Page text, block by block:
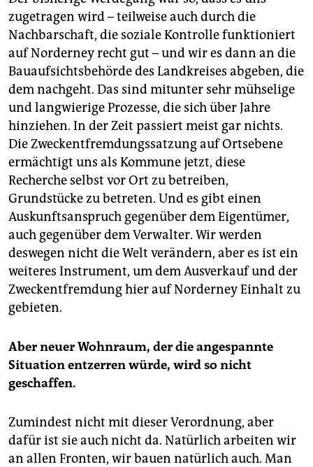
zugetragen wird – teilweise auch durch die
Nachbarschaft, die soziale Kontrolle funktioniert
auf Norderney recht gut – und wir es dann an die
Bauaufsichtsbehörde des Landkreises abgeben, die
dem nachgeht. Das sind mitunter sehr mühselige
und langwierige Prozesse, die sich über Jahre
hinziehen. In der Zeit passiert meist gar nichts.
Die Zweckentfremdungssatzung auf Ortsebene
ermächtigt uns als Kommune jetzt, diese
Recherche selbst vor Ort zu betreiben,
Grundstücke zu betreten. Und es gibt einen
Auskunftsanspruch gegenüber dem Eigentümer,
auch gegenüber dem Verwalter. Wir werden
deswegen nicht die Welt verändern, aber es ist ein
weiteres Instrument, um dem Ausverkauf und der
Zweckentfremdung hier auf Norderney Einhalt zu
gebieten.
Aber neuer Wohnraum, der die angespannte
Situation entzerren würde, wird so nicht
geschaffen.
Zumindest nicht mit dieser Verordnung, aber
dafür ist sie auch nicht da. Natürlich arbeiten wir
an allen Fronten, wir bauen natürlich auch. Man